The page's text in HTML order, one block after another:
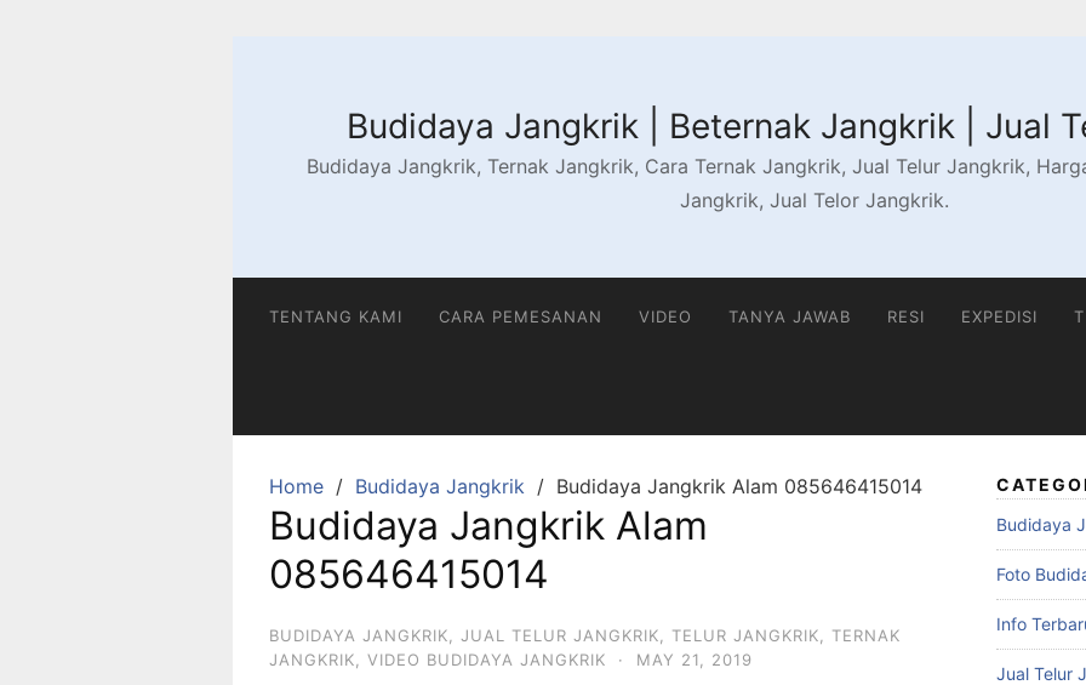
Budidaya Jangkrik | Beternak Jangkrik | Jual
Budidaya Jangkrik, Ternak Jangkrik, Cara Ternak Jangkrik, Jual Telur Jangkrik,
Jangkrik, Jual Telor Jangkrik.
TENTANG KAMI CARA PEMESANAN VIDEO TANYA JAWAB RESI EXPEDISI
Home Budidaya Jangkrik Budidaya Jangkrik Alam 085646415014
Budidaya Jangkrik Alam
085646415014
BUDIDAYA JANGKRIK JUAL TELUR JANGKRIK TELUR JANGKRIK
TERNAK
JANGKRIK
VIDEO BUDIDAYA JANGKRIK · MAY 21, 2019
Budidaya
Foto
Info
Jual Telur